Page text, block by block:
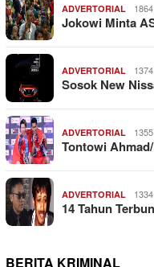
ADVERTORIAL
Jokowi Minta
ADVERTORIAL
Sosok New
ADVERTORIAL
Tontowi
ADVERTORIAL
14 Tahun
BERITA KRIMINAL